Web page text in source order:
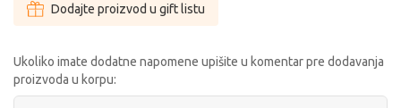
Dodajte proizvod u gift listu
Ukoliko imate dodatne napomene upišite u komentar pre dodavanja
proizvoda u korpu: